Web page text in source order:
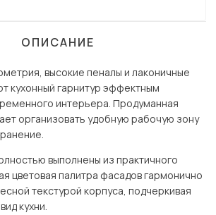
ОПИСАНИЕ
высокие пеналы и лаконичные
кухонный гарнитур эффектным
интерьера. Продуманная
организовать удобную рабочую зону
выполнены из практичного
цветовая палитра фасадов гармонично
текстурой корпуса, подчеркивая
кухни.